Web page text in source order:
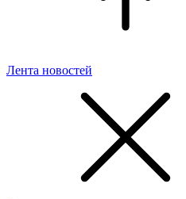
Лента новостей